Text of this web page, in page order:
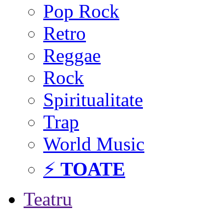
Pop Rock
Retro
Reggae
Rock
Spiritualitate
Trap
World Music
⚡ TOATE
Teatru